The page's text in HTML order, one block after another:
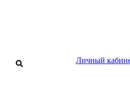
Личный